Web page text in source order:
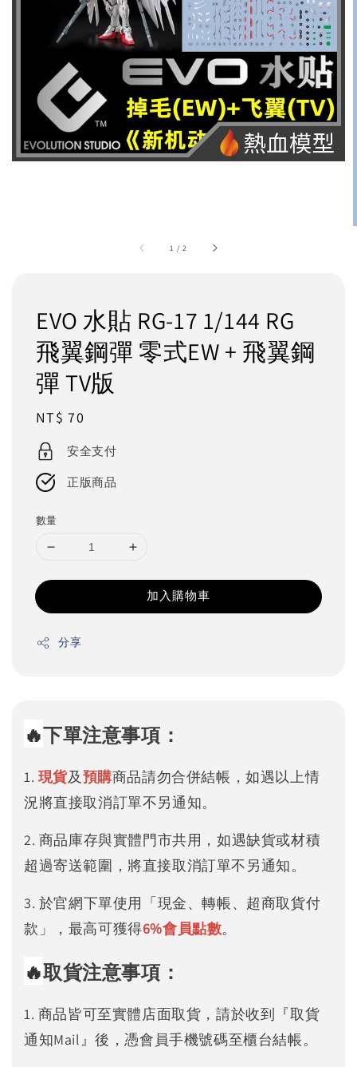
1 /2
EVO 水貼 RG-17 1/144 RG
飛翼鋼彈 零式EW + 飛翼鋼
彈 TV版
Regular
price
NT$ 70
安全支付
正版商品
數量
加入購物車
分享
🔥下單注意事項：
1. 現貨及預購商品請勿合併結帳，如遇以上情
況將直接取消訂單不另通知。
2. 商品庫存與實體門市共用，如遇缺貨或材積
超過寄送範圍，將直接取消訂單不另通知。
3. 於官網下單使用「現金、轉帳、超商取貨付
款」，最高可獲得6%會員點數。
🔥取貨注意事項：
1. 商品皆可至實體店面取貨，請於收到『取貨
通知Mail』後，憑會員手機號碼至櫃台結帳。